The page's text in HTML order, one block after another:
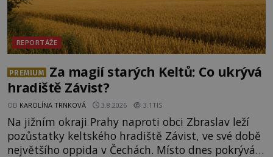
REPORTÁŽE
PREMIUM
Za magií starých Keltů: Co ukrývá
hradiště Závist?
OD KAROLÍNA TRNKOVÁ 3.8.2026 3.1TIS
Na jižním okraji Prahy naproti obci Zbraslav leží
pozůstatky keltského hradiště Závist, ve své době
největšího oppida v Čechách. Místo dnes pokrývá